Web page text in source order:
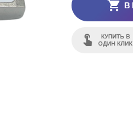
В
КУПИТЬ В
ОДИН КЛИК